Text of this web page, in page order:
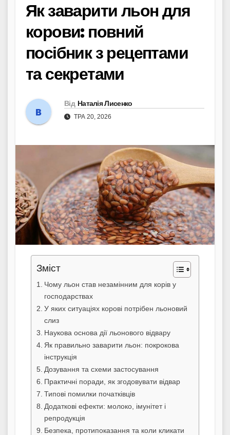
Як заварити льон для
корови: повний
посібник з рецептами
та секретами
Від Наталія Лисенко
ТРА 20, 2026
Зміст
Чому льон став незамінним для корів у
господарствах
У яких ситуаціях корові потрібен льоновий
слиз
Наукова основа дії льонового відвару
Як правильно заварити льон: покрокова
інструкція
Дозування та схеми застосування
Практичні поради, як згодовувати відвар
Типові помилки початківців
Додаткові ефекти: молоко, імунітет і
репродукція
Безпека, протипоказання та коли кликати